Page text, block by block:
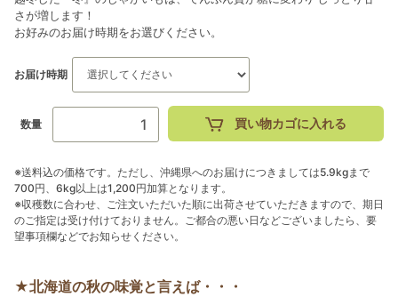
さが増します！
お好みのお届け時期をお選びください。
お届け時期
数量 買い物カゴに入れる
※送料込の価格です。ただし、沖縄県へのお届けにつきましては5.9kgまで
700円、6kg以上は1,200円加算となります。
※収穫数に合わせ、ご注文いただいた順に出荷させていただきますので、期日
のご指定は受け付けておりません。ご都合の悪い日などございましたら、要
望事項欄などでお知らせください。
★北海道の秋の味覚と言えば・・・